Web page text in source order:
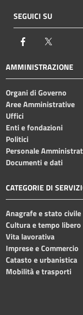
SEGUICI SU
Facebook
AMMINISTRAZIONE
Organi di Governo
Aree Amministrative
Uffici
Enti e fondazioni
Politici
Personale
Documenti e dati
CATEGORIE DI
Anagrafe e stato civile
Cultura e tempo libero
Vita lavorativa
Imprese e Commercio
Catasto e urbanistica
Mobilità e trasporti